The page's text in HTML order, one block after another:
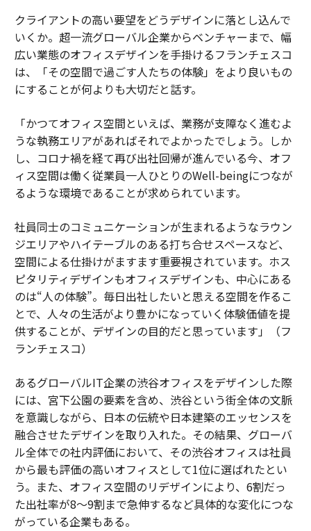
クライアントの高い要望をどうデザインに落とし込んで
いくか。超一流グローバル企業からベンチャーまで、幅
広い業態のオフィスデザインを手掛けるフランチェスコ
は、「その空間で過ごす人たちの体験」をより良いもの
にすることが何よりも大切だと話す。
「かつてオフィス空間といえば、業務が支障なく進むよ
うな執務エリアがあればそれでよかったでしょう。しか
し、コロナ禍を経て再び出社回帰が進んでいる今、オフ
ィス空間は働く従業員一人ひとりのWell-beingにつなが
るような環境であることが求められています。
社員同士のコミュニケーションが生まれるようなラウン
ジエリアやハイテーブルのある打ち合せスペースなど、
空間による仕掛けがますます重要視されています。ホス
ピタリティデザインもオフィスデザインも、中心にある
のは“人の体験”。毎日出社したいと思える空間を作るこ
とで、人々の生活がより豊かになっていく体験価値を提
供することが、デザインの目的だと思っています」（フ
ランチェスコ）
あるグローバルIT企業の渋谷オフィスをデザインした際
には、宮下公園の要素を含め、渋谷という街全体の文脈
を意識しながら、日本の伝統や日本建築のエッセンスを
融合させたデザインを取り入れた。その結果、グローバ
ル全体での社内評価において、その渋谷オフィスは社員
から最も評価の高いオフィスとして1位に選ばれたとい
う。また、オフィス空間のリデザインにより、6割だっ
た出社率が8～9割まで急伸するなど具体的な変化につな
がっている企業もある。